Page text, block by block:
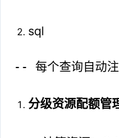
sql
-- 每个查询自动
分级资源配额管